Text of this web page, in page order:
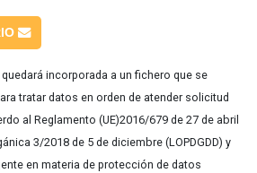
incorporada a un fichero que se
tratar datos en orden de atender solicitud
al Reglamento (UE)2016/679 de 27 de abril
3/2018 de 5 de diciembre (LOPDGDD) y
en materia de protección de datos